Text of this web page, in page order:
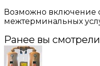
Возможно включение
межтерминальных
Ранее вы смотрели